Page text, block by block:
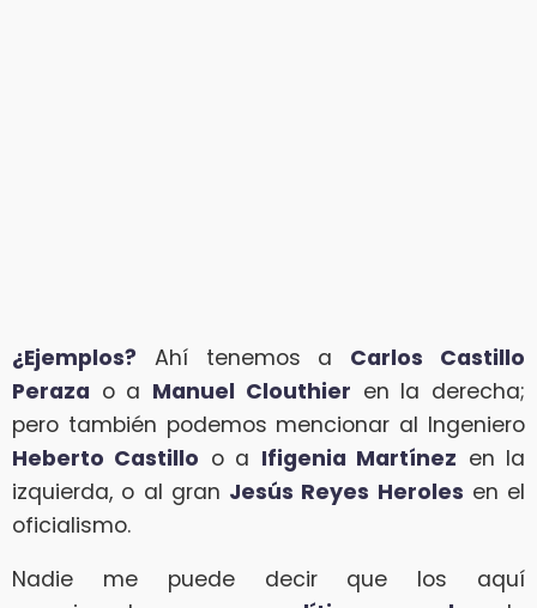
¿Ejemplos? Ahí tenemos a Carlos Castillo
Peraza o a Manuel Clouthier en la derecha;
pero también podemos mencionar al Ingeniero
Heberto Castillo o a Ifigenia Martínez en la
izquierda, o al gran Jesús Reyes Heroles en el
oficialismo.
Nadie me puede decir que los aquí